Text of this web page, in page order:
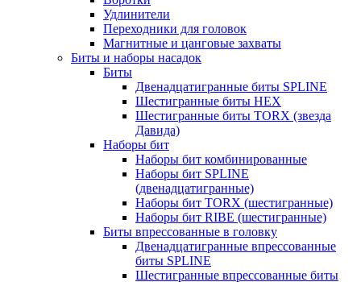
Удлинители
Переходники для головок
Магнитные и цанговые захваты
Биты и наборы насадок
Биты
Двенадцатигранные биты SPLINE
Шестигранные биты HEX
Шестигранные биты TORX (звезда
Давида)
Наборы бит
Наборы бит комбинированные
Наборы бит SPLINE
(двенадцатигранные)
Наборы бит TORX (шестигранные)
Наборы бит RIBE (шестигранные)
Биты впрессованные в головку
Двенадцатигранные впрессованные
биты SPLINE
Шестигранные впрессованные биты